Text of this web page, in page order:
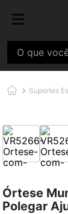
O que você
Suportes
Órtese
Polegar